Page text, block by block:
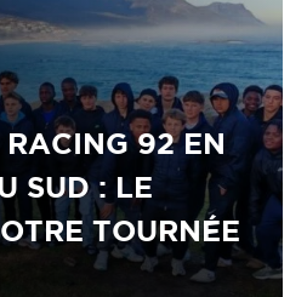
RACING 92 EN
SUD : LE
TOURNÉE